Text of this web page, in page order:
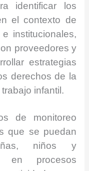
identificar los
el contexto de
institucionales,
proveedores y
estrategias
derechos de la
infantil.
de monitoreo
que se puedan
niños y
en procesos